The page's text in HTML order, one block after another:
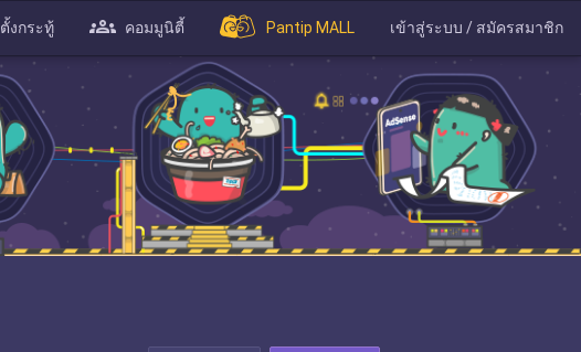
ตั้งกระทู้ คอมมูนิตี้ Pantip MALL เข้าสู่ระบบ / สมัครสมาชิก